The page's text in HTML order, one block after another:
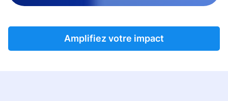
Amplifiez votre impact